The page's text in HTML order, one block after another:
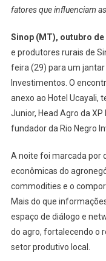
fatores que influenciam
Sinop (MT), outubro de
e produtores rurais de
feira (29) para um
Investimentos. O
anexo ao Hotel Ucayali,
Junior, Head Agro da
fundador da Rio Negro
A noite foi marcada por
econômicas do
commodities e o
Mais do que
espaço de diálogo e
do agro, fortalecendo o
setor produtivo local.